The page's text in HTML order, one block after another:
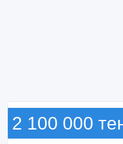
2 100 000